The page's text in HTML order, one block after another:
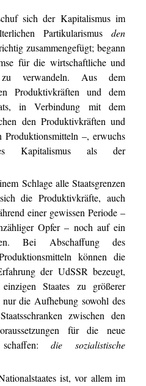
sich der Kapitalismus im
Partikularismusden
zusammengefügt; begann
für die wirtschaftliche und
verwandeln. Aus dem
Produktivkräften und dem
in Verbindung mit dem
den Produktivkräften und
Produktionsmitteln –, erwuchs
Kapitalismus als der
Schlage alle Staatsgrenzen
die Produktivkräfte, auch
einer gewissen Periode –
Opfer – noch auf ein
Bei Abschaffung des
können die
der UdSSR bezeugt,
Staates zu größerer
die Aufhebung sowohl des
zwischen den
für die neue
schaffen:die sozialistische
ist, vor allem im